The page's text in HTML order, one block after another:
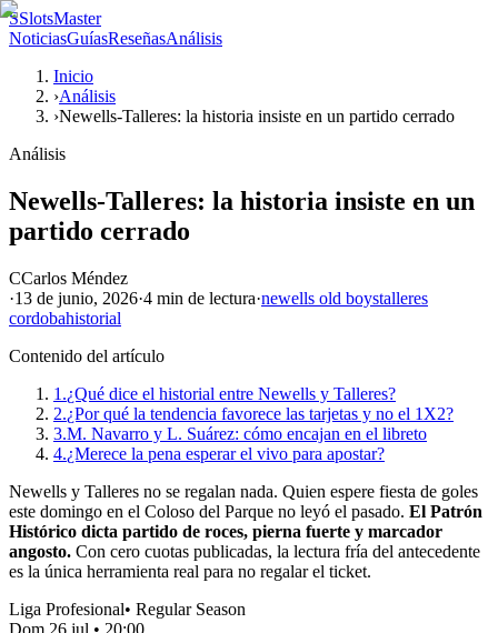
SSlotsMaster
NoticiasGuíasReseñasAnálisis
Inicio
›Análisis
›Newells-Talleres: la historia insiste en un partido cerrado
Análisis
Newells-Talleres: la historia insiste en un
partido cerrado
CCarlos Méndez
·13 de junio, 2026·4 min de lectura·newells old boystalleres
cordobahistorial
Contenido del artículo
1.¿Qué dice el historial entre Newells y Talleres?
2.¿Por qué la tendencia favorece las tarjetas y no el 1X2?
3.M. Navarro y L. Suárez: cómo encajan en el libreto
4.¿Merece la pena esperar el vivo para apostar?
Newells y Talleres no se regalan nada. Quien espere fiesta de goles
este domingo en el Coloso del Parque no leyó el pasado. El Patrón
Histórico dicta partido de roces, pierna fuerte y marcador
angosto. Con cero cuotas publicadas, la lectura fría del antecedente
es la única herramienta real para no regalar el ticket.
Liga Profesional• Regular Season
Dom 26 jul • 20:00